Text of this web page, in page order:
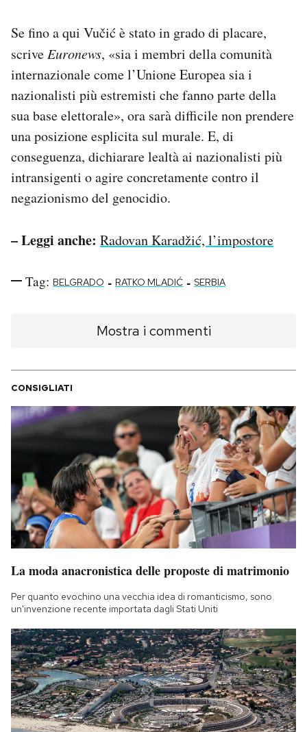
Se fino a qui Vučić è stato in grado di placare,
scrive Euronews, «sia i membri della comunità
internazionale come l’Unione Europea sia i
nazionalisti più estremisti che fanno parte della
sua base elettorale», ora sarà difficile non prendere
una posizione esplicita sul murale. E, di
conseguenza, dichiarare lealtà ai nazionalisti più
intransigenti o agire concretamente contro il
negazionismo del genocidio.
– Leggi anche: Radovan Karadžić, l’impostore
Tag: BELGRADO - RATKO MLADIĆ - SERBIA
Mostra i commenti
CONSIGLIATI
La moda anacronistica delle proposte di matrimonio
Per quanto evochino una vecchia idea di romanticismo, sono
un'invenzione recente importata dagli Stati Uniti